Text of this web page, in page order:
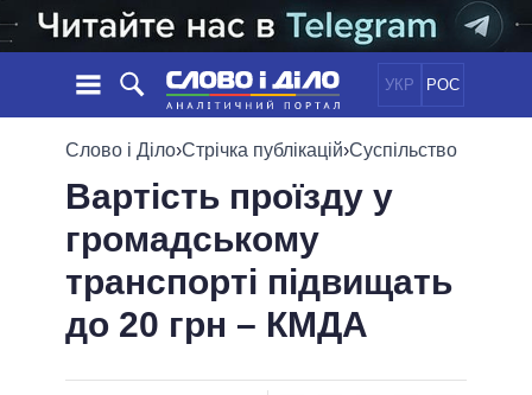
УКР РОС
НОВИНИ
СТРІЧКА
ПОДІЇ
СТАТТІ
ДУМКИ
ОГЛЯДИ
ДАЙДЖЕСТИ
ПОЛІТИКА
ЕКОНОМІКА
СУСПІЛЬСТВО
СВІТ
ОБIЦЯНКИ
ПОЛIТИКИ
УСІ ПОЛІТИКИ
ПРЕЗИДЕНТ І ОФІС
ВЕРХОВНА РАДА
ІНФОГРАФІКА
Слово і Діло›Стрічка публікацій›Суспільство
Вартість проїзду у
громадському
транспорті підвищать
до 20 грн – КМДА